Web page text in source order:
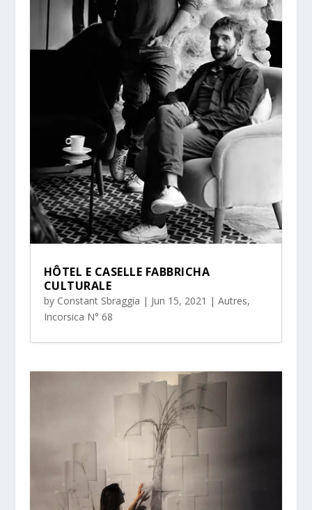
HÔTEL E CASELLE FABBRICHA
CULTURALE
by Constant Sbraggia | Jun 15, 2021 | Autres,
Incorsica N° 68